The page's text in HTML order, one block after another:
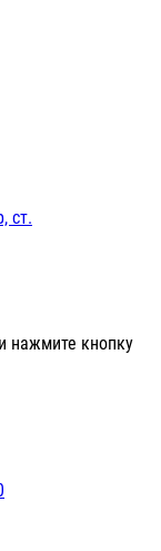
ст.
нажмите кнопку